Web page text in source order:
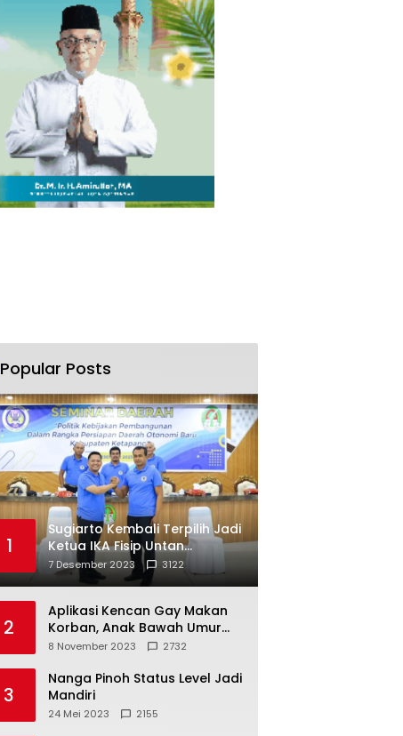
Popular Posts
1
Sugiarto Kembali Terpilih Jadi
Ketua IKA Fisip Untan
Ketapang
7 Desember 2023 3122
2
Aplikasi Kencan Gay Makan
Korban, Anak Bawah Umur
Jadi Korban Persetubuhan
8 November 2023 2732
3
Nanga Pinoh Status Level Jadi
Mandiri
24 Mei 2023 2155